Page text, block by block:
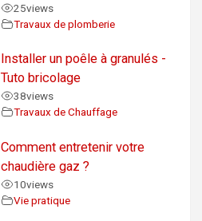
25views
Travaux de plomberie
Installer un poêle à granulés -
Tuto bricolage
38views
Travaux de Chauffage
Comment entretenir votre
chaudière gaz ?
10views
Vie pratique